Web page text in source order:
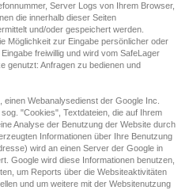
Server Logs von Ihrem Browser,
die innerhalb dieser Seiten
und/oder gespeichert werden.
Möglichkeit zur Eingabe persönlicher oder
freiwillig und wird vom SafeLager
genutzt: Anfragen zu bedienen und
Webanalysedienst der Google Inc.
"Cookies", Textdateien, die auf Ihrem
Analyse der Benutzung der Website durch
Informationen über Ihre Benutzung
wird an einen Server der Google in
Google wird diese Informationen benutzen,
um Reports über die Websiteaktivitäten
und um weitere mit der Websitenutzung